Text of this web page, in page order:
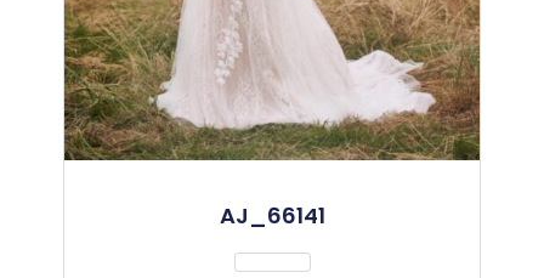
AJ_66141
Leer Más